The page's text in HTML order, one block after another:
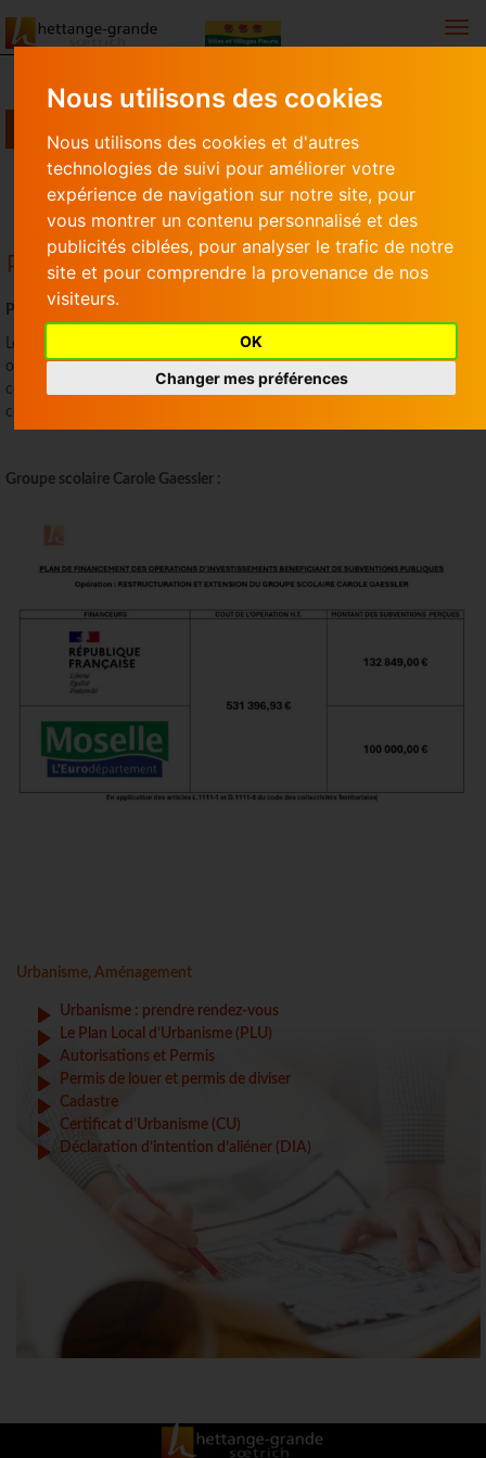
Nous utilisons des cookies
Nous utilisons des cookies et d'autres
technologies de suivi pour améliorer votre
expérience de navigation sur notre site, pour
vous montrer un contenu personnalisé et des
publicités ciblées, pour analyser le trafic de notre
site et pour comprendre la provenance de nos
visiteurs.
OK
Changer mes préférences
Urbanisme, Aménagement
Plan de financement subventionné
Plan de financement subventionné
Plan de financement subventionné par l’Etat
Les collectivités doivent désormais afficher le plan de financement des
opérations d’investissement subventionnées par l’Etat ou par des
collectivités pendant leur réalisation, sur le site internet de la
commune.
Groupe scolaire Carole Gaessler :
Urbanisme, Aménagement
Urbanisme : prendre rendez-vous
Le Plan Local d’Urbanisme (PLU)
Autorisations et Permis
Permis de louer et permis de diviser
Cadastre
Certificat d’Urbanisme (CU)
Déclaration d’intention d’aliéner (DIA)